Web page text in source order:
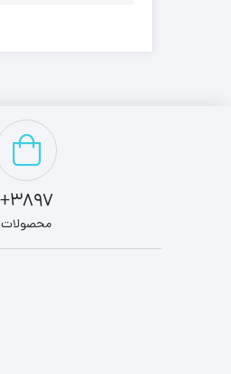
3897+
محصولات